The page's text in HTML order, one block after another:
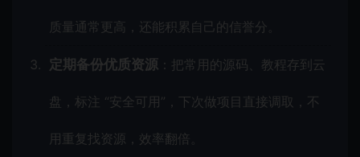
质量通常更高，还能积累自己的信誉分。
定期备份优质资源 ：把常用的源码、教程存到云
盘，标注 “安全可用”，下次做项目直接调取，不
用重复找资源，效率翻倍。